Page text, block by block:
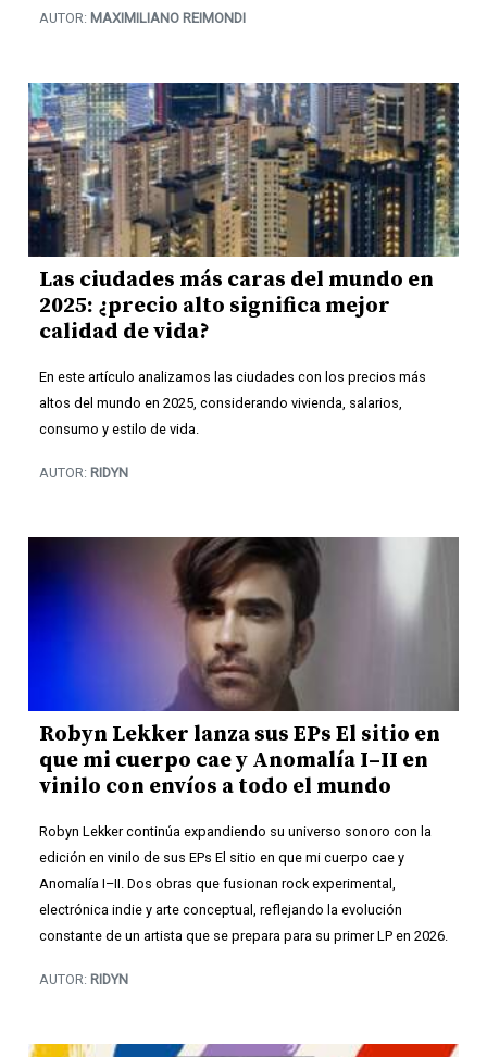
AUTOR: MAXIMILIANO REIMONDI
Las ciudades más caras del mundo en
2025: ¿precio alto significa mejor
calidad de vida?
En este artículo analizamos las ciudades con los precios más
altos del mundo en 2025, considerando vivienda, salarios,
consumo y estilo de vida.
AUTOR: RIDYN
Robyn Lekker lanza sus EPs El sitio en
que mi cuerpo cae y Anomalía I–II en
vinilo con envíos a todo el mundo
Robyn Lekker continúa expandiendo su universo sonoro con la
edición en vinilo de sus EPs El sitio en que mi cuerpo cae y
Anomalía I–II. Dos obras que fusionan rock experimental,
electrónica indie y arte conceptual, reflejando la evolución
constante de un artista que se prepara para su primer LP en 2026.
AUTOR: RIDYN